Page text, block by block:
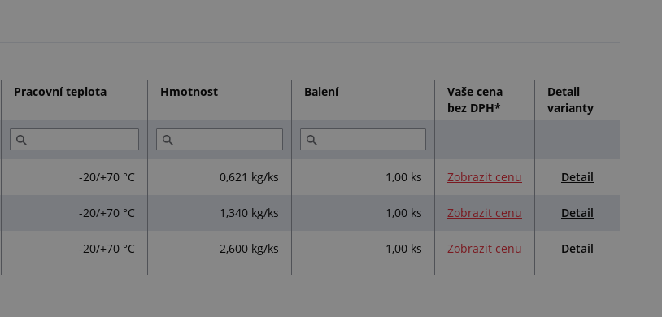
Pracovní teplota Hmotnost Balení
Vaše cena
bez DPH*
Detail
varianty
-20/+70 °C 0,621 kg/ks 1,00 ks Zobrazit cenu Detail
-20/+70 °C 1,340 kg/ks 1,00 ks Zobrazit cenu Detail
-20/+70 °C 2,600 kg/ks 1,00 ks Zobrazit cenu Detail